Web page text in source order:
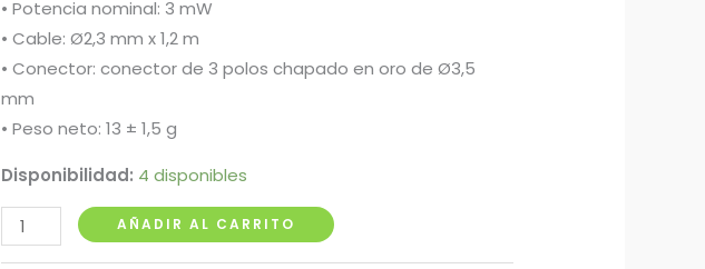
• Potencia nominal: 3 mW
• Cable: Ø2,3 mm x 1,2 m
• Conector: conector de 3 polos chapado en oro de Ø3,5
mm
• Peso neto: 13 ± 1,5 g
Disponibilidad: 4 disponibles
Audifono
Takstar
AÑADIR AL CARRITO